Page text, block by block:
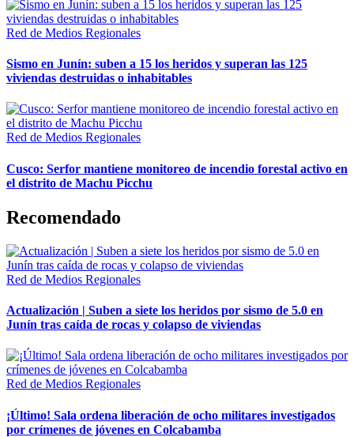
Red de Medios Regionales
Sismo en Junín: suben a 15 los heridos y superan las 125
viviendas destruidas o inhabitables
Red de Medios Regionales
Cusco: Serfor mantiene monitoreo de incendio forestal activo en
el distrito de Machu Picchu
Recomendado
Red de Medios Regionales
Actualización | Suben a siete los heridos por sismo de 5.0 en
Junín tras caída de rocas y colapso de viviendas
Red de Medios Regionales
¡Último! Sala ordena liberación de ocho militares investigados
por crímenes de jóvenes en Colcabamba